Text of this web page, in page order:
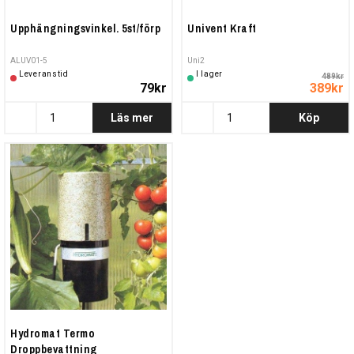
Upphängningsvinkel. 5st/förp
ALUV01-5
Leveranstid
79kr
Läs mer
Univent Kraft
Uni2
I lager
489kr
389kr
Köp
Hydromat Termo
Droppbevattning